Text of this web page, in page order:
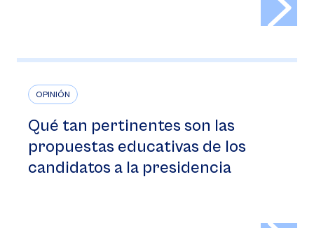
OPINIÓN
Qué tan pertinentes son las
propuestas educativas de los
candidatos a la presidencia